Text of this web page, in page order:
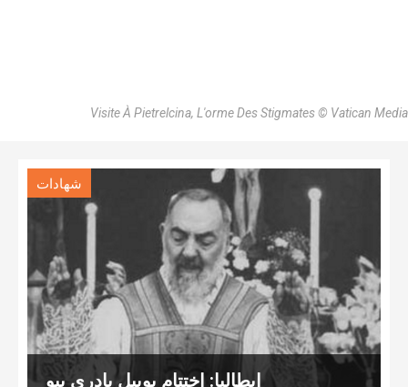
Visite À Pietrelcina, L'orme Des Stigmates © Vatican Media
شهادات
إيطاليا: اختتام يوبيل بادري بيو